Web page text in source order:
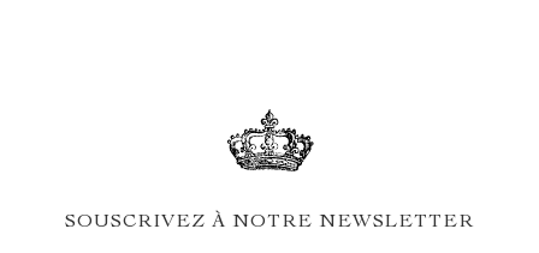
SOUSCRIVEZ À NOTRE NEWSLETTER